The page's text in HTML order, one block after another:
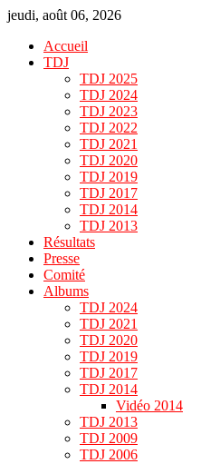
jeudi, août 06, 2026
Accueil
TDJ
TDJ 2025
TDJ 2024
TDJ 2023
TDJ 2022
TDJ 2021
TDJ 2020
TDJ 2019
TDJ 2017
TDJ 2014
TDJ 2013
Résultats
Presse
Comité
Albums
TDJ 2024
TDJ 2021
TDJ 2020
TDJ 2019
TDJ 2017
TDJ 2014
Vidéo 2014
TDJ 2013
TDJ 2009
TDJ 2006